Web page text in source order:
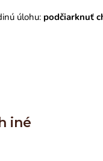
úlohu: podčiarknuť
iné